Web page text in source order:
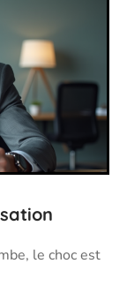
le choc est